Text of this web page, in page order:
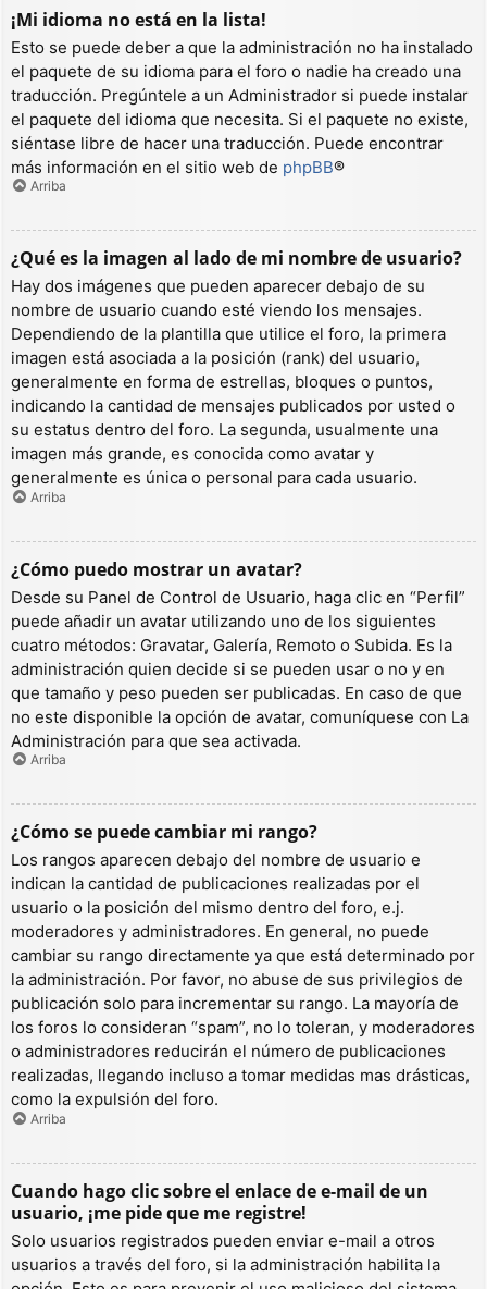
¡Mi idioma no está en la lista!
Esto se puede deber a que la administración no ha instalado
el paquete de su idioma para el foro o nadie ha creado una
traducción. Pregúntele a un Administrador si puede instalar
el paquete del idioma que necesita. Si el paquete no existe,
siéntase libre de hacer una traducción. Puede encontrar
más información en el sitio web de phpBB®
Arriba
¿Qué es la imagen al lado de mi nombre de usuario?
Hay dos imágenes que pueden aparecer debajo de su
nombre de usuario cuando esté viendo los mensajes.
Dependiendo de la plantilla que utilice el foro, la primera
imagen está asociada a la posición (rank) del usuario,
generalmente en forma de estrellas, bloques o puntos,
indicando la cantidad de mensajes publicados por usted o
su estatus dentro del foro. La segunda, usualmente una
imagen más grande, es conocida como avatar y
generalmente es única o personal para cada usuario.
Arriba
¿Cómo puedo mostrar un avatar?
Desde su Panel de Control de Usuario, haga clic en “Perfil”
puede añadir un avatar utilizando uno de los siguientes
cuatro métodos: Gravatar, Galería, Remoto o Subida. Es la
administración quien decide si se pueden usar o no y en
que tamaño y peso pueden ser publicadas. En caso de que
no este disponible la opción de avatar, comuníquese con La
Administración para que sea activada.
Arriba
¿Cómo se puede cambiar mi rango?
Los rangos aparecen debajo del nombre de usuario e
indican la cantidad de publicaciones realizadas por el
usuario o la posición del mismo dentro del foro, e.j.
moderadores y administradores. En general, no puede
cambiar su rango directamente ya que está determinado por
la administración. Por favor, no abuse de sus privilegios de
publicación solo para incrementar su rango. La mayoría de
los foros lo consideran “spam”, no lo toleran, y moderadores
o administradores reducirán el número de publicaciones
realizadas, llegando incluso a tomar medidas mas drásticas,
como la expulsión del foro.
Arriba
Cuando hago clic sobre el enlace de e-mail de un
usuario, ¡me pide que me registre!
Solo usuarios registrados pueden enviar e-mail a otros
usuarios a través del foro, si la administración habilita la